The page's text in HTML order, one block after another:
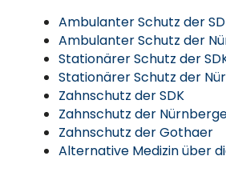
Ambulanter Schutz der
Ambulanter Schutz der
Stationärer Schutz der
Stationärer Schutz der
Zahnschutz der SDK
Zahnschutz der
Zahnschutz der Gothaer
Alternative Medizin über